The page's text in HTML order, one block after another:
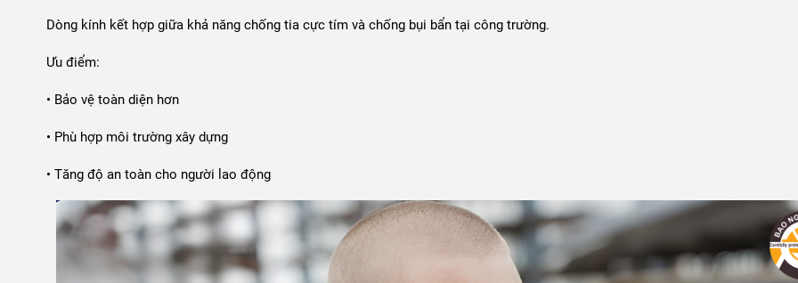
Dòng kính kết hợp giữa khả năng chống tia cực tím và chống bụi bẩn tại công trường.
Ưu điểm:
• Bảo vệ toàn diện hơn
• Phù hợp môi trường xây dựng
• Tăng độ an toàn cho người lao động